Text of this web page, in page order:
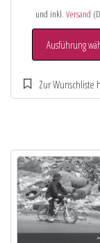
und inkl.Versand
Ausführung